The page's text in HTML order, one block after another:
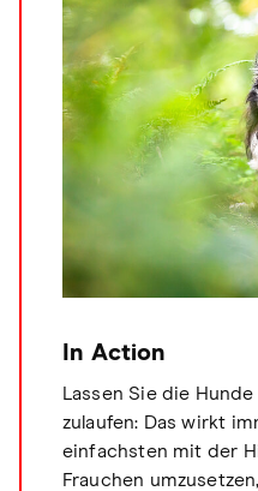
In Action
Lassen Sie die
zulaufen: Das wirkt
einfachsten mit der
Frauchen